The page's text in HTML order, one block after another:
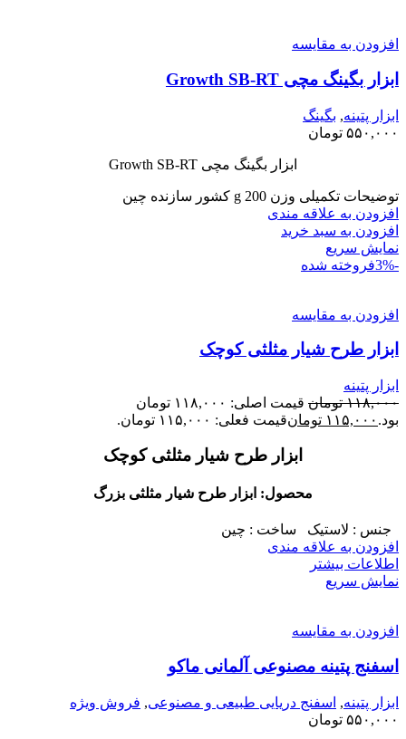
افزودن به مقایسه
ابزار بگینگ مچی Growth SB-RT
ابزار پتینه, بگینگ
۵۵۰,۰۰۰ تومان
ابزار بگینگ مچی Growth SB-RT
توضیحات تکمیلی وزن 200 g کشور سازنده چین
افزودن به علاقه مندی
افزودن به سبد خرید
نمایش سریع
-3%
فروخته شده
افزودن به مقایسه
ابزار طرح شیار مثلثی کوچک
ابزار پتینه
۱۱۸,۰۰۰ تومان
قیمت اصلی: ۱۱۸,۰۰۰ تومان
بود. ۱۱۵,۰۰۰ تومانقیمت فعلی: ۱۱۵,۰۰۰ تومان.
ابزار طرح شیار مثلثی کوچک
محصول: ابزار طرح شیار مثلثی بزرگ
جنس : لاستیک ساخت : چین
افزودن به علاقه مندی
اطلاعات بیشتر
نمایش سریع
افزودن به مقایسه
اسفنج پتینه مصنوعی آلمانی ماکو
ابزار پتینه, اسفنج دریایی طبیعی و مصنوعی, فروش ویژه
۵۵۰,۰۰۰ تومان